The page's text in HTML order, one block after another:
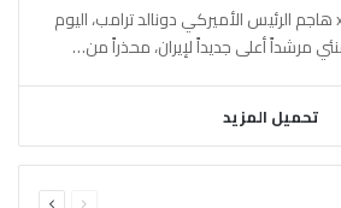
آفرين علو ـ xeber24.net هاجم الرئيس الأميركي دونالد ترامب، اليوم
مرشداً أعلى جديداً لإيران، محذراً من…
تحميل المزيد